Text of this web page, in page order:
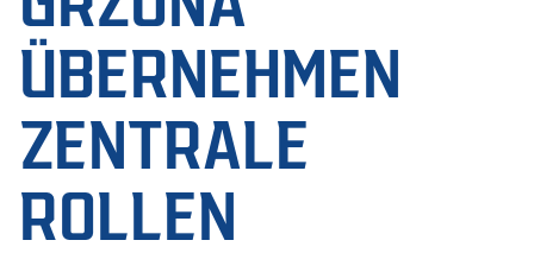
ÜBERNEHMEN
ZENTRALE
ROLLEN